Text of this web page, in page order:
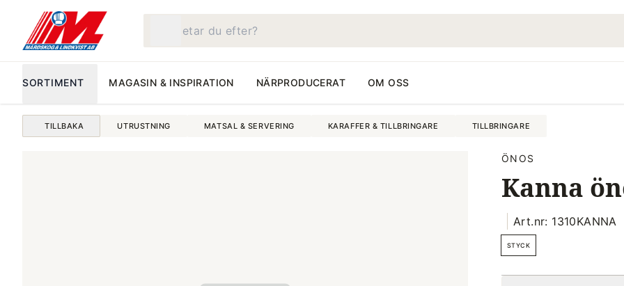
SORTIMENT MAGASIN & INSPIRATION NÄRPRODUCERAT OM OSS
TILLBAKA UTRUSTNING MATSAL & SERVERING KARAFFER & TILLBRINGARE TILLBRINGARE
ÖNOS
Kanna
Art.nr: 1310KANNA
STYCK